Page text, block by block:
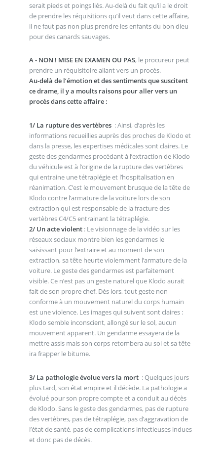
serait pieds et poings liés. Au-delà du fait qu’il a le droit
de prendre les réquisitions qu’il veut dans cette affaire,
il ne faut pas non plus prendre les enfants du bon dieu
pour des canards sauvages.
A - NON ! MISE EN EXAMEN OU PAS, le procureur peut
prendre un réquisitoire allant vers un procès.
Au-delà de l’émotion et des sentiments que suscitent
ce drame, il y a moults raisons pour aller vers un
procès dans cette affaire :
1/ La rupture des vertèbres : Ainsi, d’après les
informations recueillies auprès des proches de Klodo et
dans la presse, les expertises médicales sont claires. Le
geste des gendarmes procédant à l’extraction de Klodo
du véhicule est à l’origine de la rupture des vertèbres
qui entraine une tétraplégie et l’hospitalisation en
réanimation. C’est le mouvement brusque de la tête de
Klodo contre l’armature de la voiture lors de son
extraction qui est responsable de la fracture des
vertèbres C4/C5 entrainant la tétraplégie.
2/ Un acte violent: Le visionnage de la vidéo sur les
réseaux sociaux montre bien les gendarmes le
saisissant pour l’extraire et au moment de son
extraction, sa tête heurte violemment l’armature de la
voiture. Le geste des gendarmes est parfaitement
visible. Ce n’est pas un geste naturel que Klodo aurait
fait de son propre chef. Dès lors, tout geste non
conforme à un mouvement naturel du corps humain
est une violence. Les images qui suivent sont claires :
Klodo semble inconscient, allongé sur le sol, aucun
mouvement apparent. Un gendarme essayera de la
mettre assis mais son corps retombera au sol et sa tête
ira frapper le bitume.
3/ La pathologie évolue vers la mort : Quelques jours
plus tard, son état empire et il décède. La pathologie a
évolué pour son propre compte et a conduit au décès
de Klodo. Sans le geste des gendarmes, pas de rupture
des vertèbres, pas de tétraplégie, pas d’aggravation de
l’état de santé, pas de complications infectieuses indues
et donc pas de décès.